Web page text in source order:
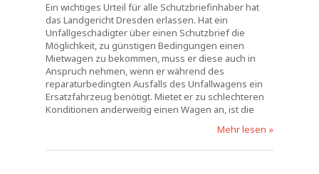
Ein wichtiges Urteil für alle Schutzbriefinhaber hat
das Landgericht Dresden erlassen. Hat ein
Unfallgeschädigter über einen Schutzbrief die
Möglichkeit, zu günstigen Bedingungen einen
Mietwagen zu bekommen, muss er diese auch in
Anspruch nehmen, wenn er während des
reparaturbedingten Ausfalls des Unfallwagens ein
Ersatzfahrzeug benötigt. Mietet er zu schlechteren
Konditionen anderweitig einen Wagen an, ist die
Mehr lesen »